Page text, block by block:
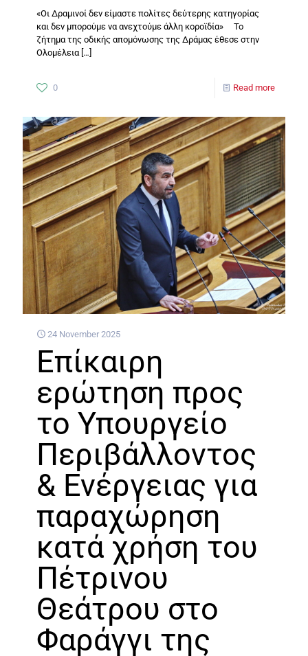
«Οι Δραμινοί δεν είμαστε πολίτες δεύτερης κατηγορίας
και δεν μπορούμε να ανεχτούμε άλλη κοροϊδία» Το
ζήτημα της οδικής απομόνωσης της Δράμας έθεσε στην
Ολομέλεια […]
0 Read more
24 November 2025
Επίκαιρη
ερώτηση προς
το Υπουργείο
Περιβάλλοντος
& Ενέργειας για
παραχώρηση
κατά χρήση του
Πέτρινου
Θεάτρου στο
Φαράγγι της